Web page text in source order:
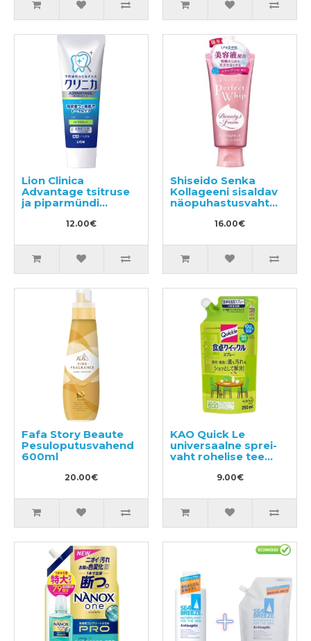
Lion Clinica
Advantage tsitruse
ja piparmündi
hambapasta 130g
12.00€
Shiseido Senka
Kollageeni sisaldav
näopuhastusvaht
16.00€
Fafa Story Beaute
Pesuloputusvahend
600ml
20.00€
KAO Quick Le
universaalne sprei-
vaht rohelise tee
aroomiga,
täitepakend 250ml
9.00€